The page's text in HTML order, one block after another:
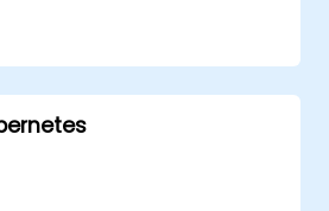
Kubernetes, le réseau
la sécurité, la
pratique
acquièrent les
modernes et